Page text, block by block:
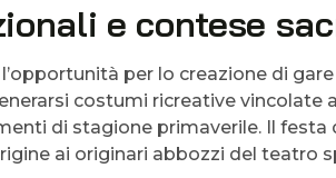
e contese
per lo creazione di
costumi ricreative vincolate
di stagione primaverile. Il
ai originari abbozzi del teatro